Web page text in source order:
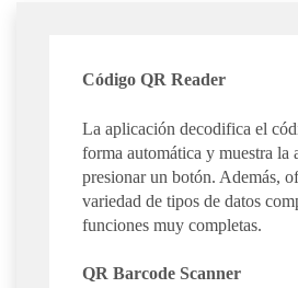
Código QR Reader
La aplicación decodifica el
forma automática y muestra la
presionar un botón. Además,
variedad de tipos de datos
funciones muy completas.
QR Barcode Scanner